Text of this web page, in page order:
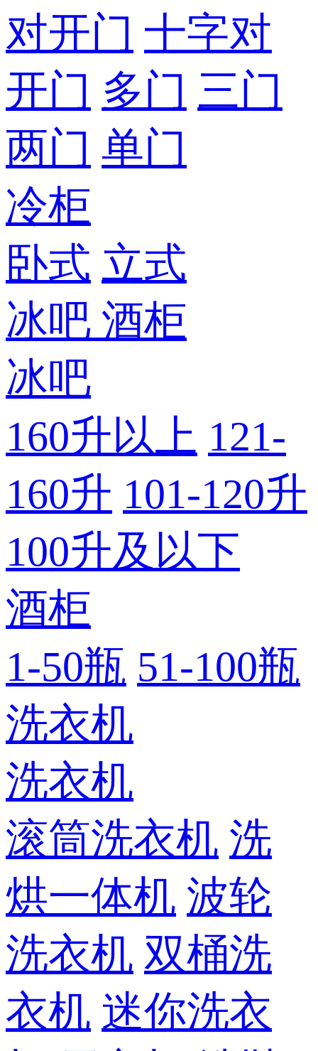
对开门 十字对
开门 多门 三门
两门 单门
冷柜
卧式 立式
冰吧 酒柜
冰吧
160升以上 121-
160升 101-120升
100升及以下
酒柜
1-50瓶 51-100瓶
洗衣机
洗衣机
滚筒洗衣机 洗
烘一体机 波轮
洗衣机 双桶洗
衣机 迷你洗衣